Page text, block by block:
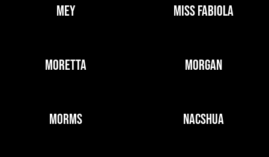
MEY MISS FABIOLA
MORETTA MORGAN
MORMS NACSHUA